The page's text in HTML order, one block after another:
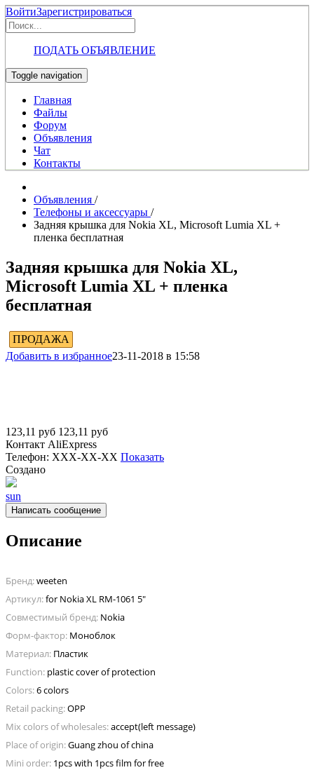
ВойтиЗарегистрироваться
ПОДАТЬ ОБЪЯВЛЕНИЕ
Toggle navigation
Главная
Файлы
Форум
Объявления
Чат
Контакты
Объявления /
Телефоны и аксессуары /
Задняя крышка для Nokia XL, Microsoft Lumia XL +
пленка бесплатная
Задняя крышка для Nokia XL,
Microsoft Lumia XL + пленка
бесплатная
ПРОДАЖА
Добавить в избранное23-11-2018 в 15:58
123,11 руб 123,11 руб
Контакт AliExpress
Телефон: XXX-XX-XX Показать
Создано
sun
Написать сообщение
Описание
Бренд:weeten
Артикул:for Nokia XL RM-1061 5"
Совместимый бренд: Nokia
Форм-фактор: Моноблок
Материал: Пластик
Function: plastic cover of protection
Colors:6 colors
Retail packing:OPP
Mix colors of wholesales:accept(left message)
Place of origin:Guang zhou of china
Mini order: 1pcs with 1pcs film for free